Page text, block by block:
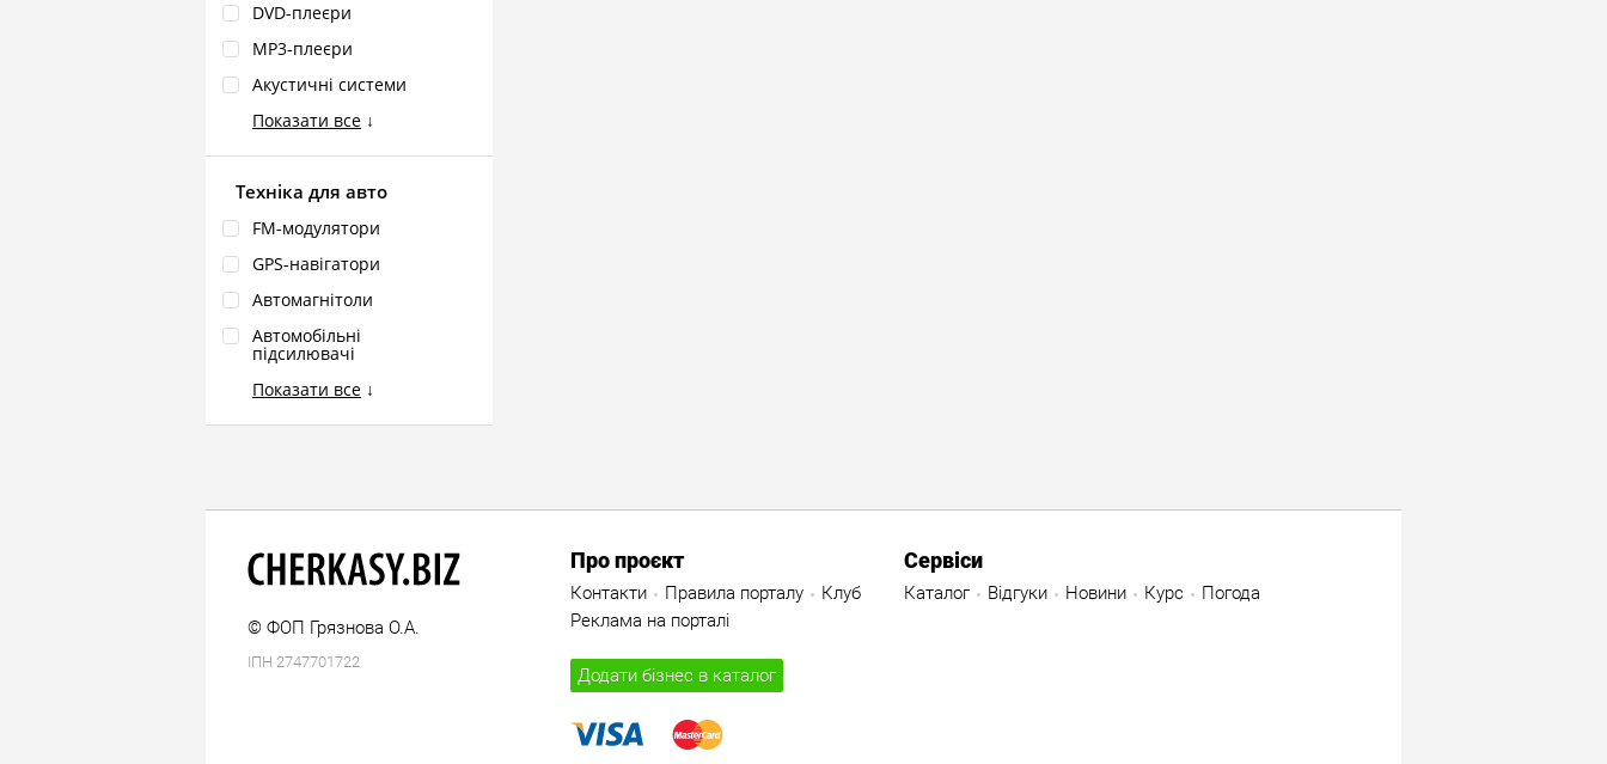
DVD‑плеєри
MP3‑плеєри
Акустичні системи
Показати все ↓
Техніка для авто
FM‑модулятори
GPS‑навігатори
Автомагнітоли
Автомобільні
підсилювачі
Показати все ↓
© ФОП Грязнова О.А.
ІПН 2747701722
Про проєкт
Контакти Правила порталу
Клуб
Реклама на порталі
Додати бізнес в каталог
Сервіси
Каталог Відгуки Новини Курс Погода